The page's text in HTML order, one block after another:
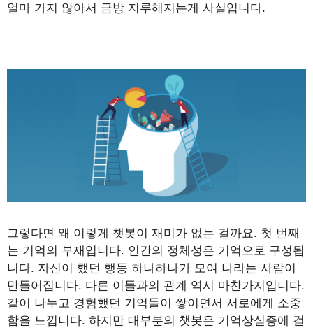
얼마 가지 않아서 금방 지루해지는게 사실입니다.
그렇다면 왜 이렇게 챗봇이 재미가 없는 걸까요. 첫 번째
는 기억의 부재입니다. 인간의 정체성은 기억으로 구성됩
니다. 자신이 했던 행동 하나하나가 모여 나라는 사람이
만들어집니다. 다른 이들과의 관계 역시 마찬가지입니다.
같이 나누고 경험했던 기억들이 쌓이면서 서로에게 소중
함을 느낍니다. 하지만 대부분의 챗봇은 기억상실증에 걸